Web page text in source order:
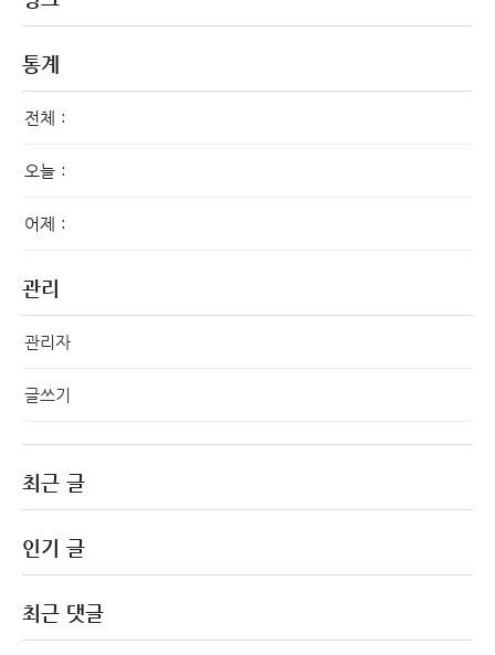
통계
전체 :
오늘 :
어제 :
관리
관리자
글쓰기
최근 글
인기 글
최근 댓글